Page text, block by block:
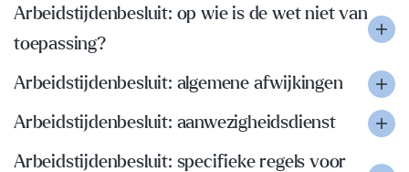
Arbeidstijdenbesluit: op wie is de wet niet van
toepassing?
Arbeidstijdenbesluit: algemene afwijkingen
Arbeidstijdenbesluit: aanwezigheidsdienst
Arbeidstijdenbesluit: specifieke regels voor